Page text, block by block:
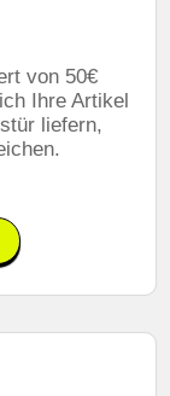
von 50€
Ihre Artikel
liefern,